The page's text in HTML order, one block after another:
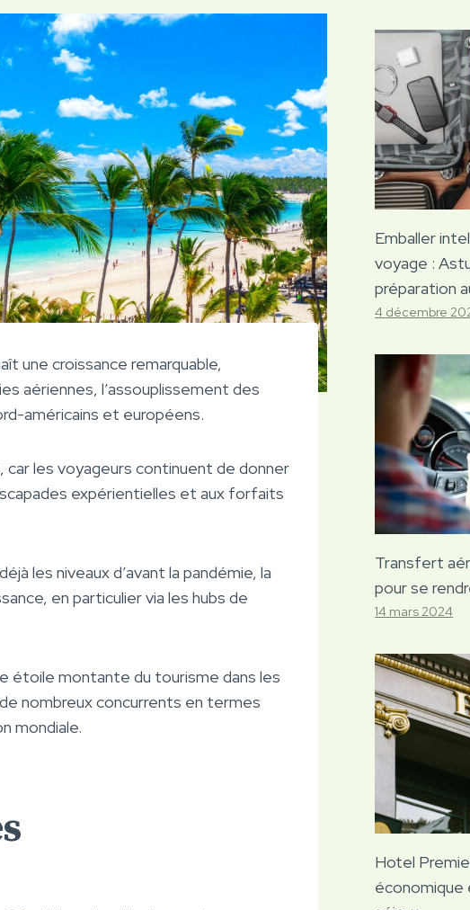
une croissance remarquable,
aériennes, l’assouplissement des
américains et européens.
les voyageurs continuent de donner
expérientielles et aux forfaits
les niveaux d’avant la pandémie, la
en particulier via les hubs de
étoile montante du tourisme dans les
nombreux concurrents en termes
mondiale.
Emballer
voyage :
préparation
4 décembre
Transfert
pour se
14 mars 2024
Hotel